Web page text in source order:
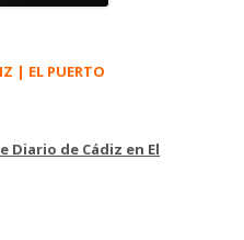
| EL PUERTO
Diario de Cádiz en El